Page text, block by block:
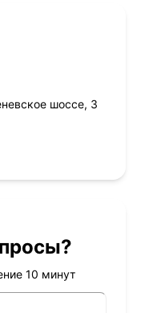
шоссе, 3
10 минут